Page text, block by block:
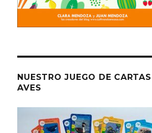
NUESTRO JUEGO DE
AVES